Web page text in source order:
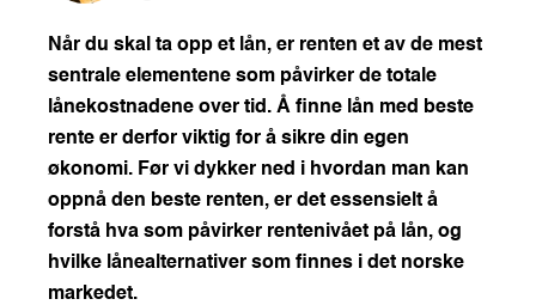
Når du skal ta opp et lån, er renten et av de mest
sentrale elementene som påvirker de totale
lånekostnadene over tid. Å finne lån med beste
rente er derfor viktig for å sikre din egen
økonomi. Før vi dykker ned i hvordan man kan
oppnå den beste renten, er det essensielt å
forstå hva som påvirker rentenivået på lån, og
hvilke lånealternativer som finnes i det norske
markedet.